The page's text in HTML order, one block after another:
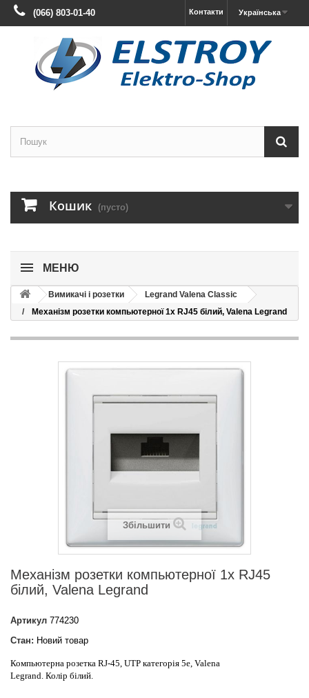
Українська
Контакти
(066) 803-01-40
Кошик (пусто)
МЕНЮ
Вимикачі і розетки
Legrand Valena Classic
Механізм розетки компьютерної 1х RJ45 білий, Valena Legrand
Збільшити
Механізм розетки компьютерної 1х RJ45
білий, Valena Legrand
Артикул 774230
Стан: Новий товар
Компьютерна розетка RJ-45, UTP категорія 5e, Valena
Legrand. Колір білий.